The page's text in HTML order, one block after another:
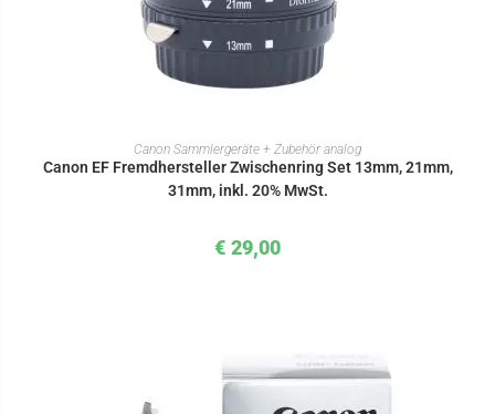
IN DEN WARENKORB
Canon Sammlergeräte + Zubehör analog
Canon EF Fremdhersteller Zwischenring Set 13mm, 21mm,
31mm, inkl. 20% MwSt.
€ 29,00